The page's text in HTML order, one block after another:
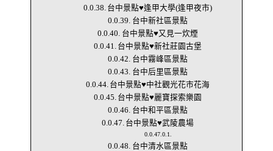
台中景點♥逢甲大學(逢甲夜市)
台中新社區景點
台中景點♥又見一炊煙
台中景點♥新社莊園古堡
台中霧峰區景點
台中后里區景點
台中景點♥中社觀光花市花海
台中景點♥麗寶探索樂園
台中和平區景點
台中景點♥武陵農場
台中清水區景點